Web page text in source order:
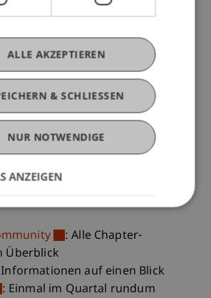
| Abschluss 2021
| VynciTech
alle Alumni
und Absolventen der
sind eingeladen, sich
der Alumni-Community auf
Wahl zu informieren.
: Alle Chapter-
Überblick
Informationen auf einen Blick
: Einmal im Quartal rundum
& SCHLIESSEN
ALLE AKZEPTIEREN
NUR NOTWENDIGE
ANZEIGEN